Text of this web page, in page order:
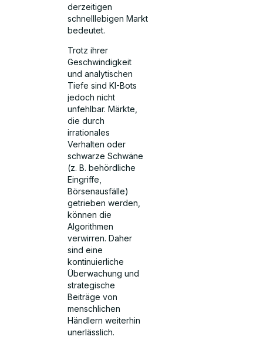
derzeitigen
schnelllebigen Markt
bedeutet.
Trotz ihrer
Geschwindigkeit
und analytischen
Tiefe sind KI-Bots
jedoch nicht
unfehlbar. Märkte,
die durch
irrationales
Verhalten oder
schwarze Schwäne
(z. B. behördliche
Eingriffe,
Börsenausfälle)
getrieben werden,
können die
Algorithmen
verwirren. Daher
sind eine
kontinuierliche
Überwachung und
strategische
Beiträge von
menschlichen
Händlern weiterhin
unerlässlich.